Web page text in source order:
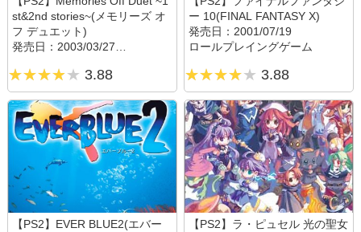
st&2nd stories~(メモリーズ オ
フ デュエット)
発売日：2003/03/27
3.88
ー 10(FINAL FANTASY X)
発売日：2001/07/19
ロールプレイングゲーム
3.88
【PS2】EVER BLUE2(エバー
【PS2】ラ・ピュセル 光の聖女